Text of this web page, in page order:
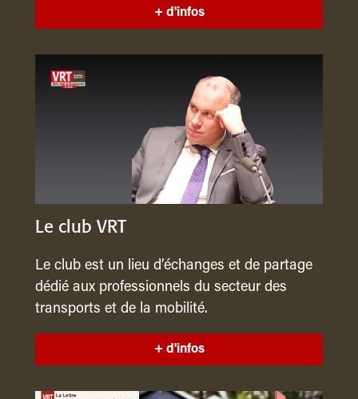
+ d'infos
Le club VRT
Le club est un lieu d’échanges et de partage
dédié aux professionnels du secteur des
transports et de la mobilité.
+ d'infos